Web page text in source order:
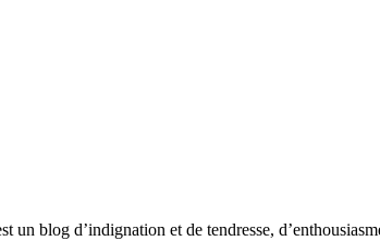
un blog d’indignation et de tendresse,